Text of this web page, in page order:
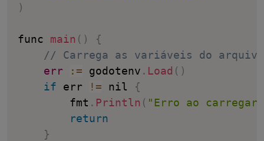
)
func main ( )
{
// Carrega as variáveis do
err
: = godotenv . Load ( )
if err != nil {
		fmt
. Println ( "Erro ao
return
}